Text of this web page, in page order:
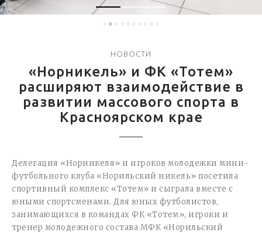
НОВОСТИ
«Норникель» и ФК «Тотем»
расширяют взаимодействие в
развитии массового спорта в
Красноярском крае
Делегация «Норникеля» и игроков молодежки мини-
футбольного клуба «Норильский никель» посетила
спортивный комплекс «Тотем» и сыграла вместе с
юными спортсменами. Для юных футболистов,
занимающихся в командах ФК «Тотем», игроки и
тренер молодежного состава МФК «Норильский